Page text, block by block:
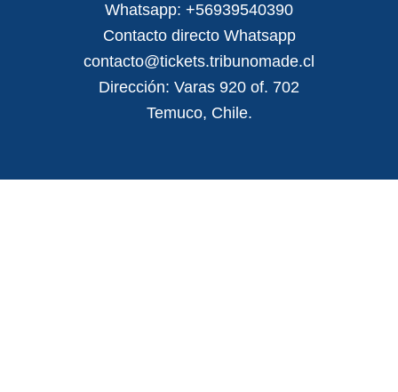
Whatsapp: +56939540390
Contacto directo Whatsapp
contacto@tickets.tribunomade.cl
Dirección: Varas 920 of. 702
Temuco, Chile.